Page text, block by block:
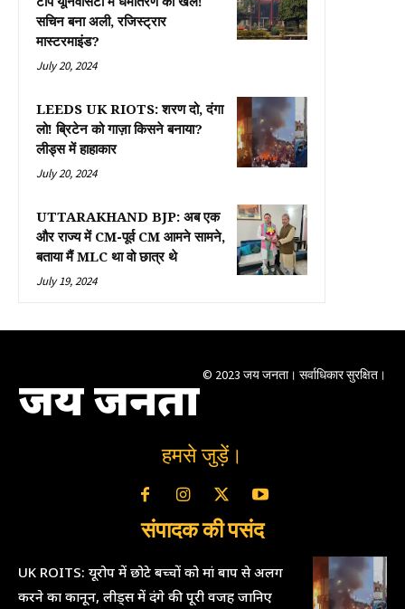
सचिन बना अली, रजिस्ट्रार
मास्टरमाइंड?
July 20, 2024
LEEDS UK RIOTS: शरण दो, दंगा
लो! ब्रिटेन को गाज़ा किसने बनाया?
लीड्स में हाहाकार
July 20, 2024
UTTARAKHAND BJP: अब एक
और राज्य में CM-पूर्व CM आमने सामने,
बताया मैं MLC था वो छात्र थे
July 19, 2024
जय जनता © 2023 जय जनता। सर्वाधिकार सुरक्षित।
हमसे जुड़ें।
संपादक की पसंद
UK ROITS: यूरोप में छोटे बच्चों को मां बाप से अलग
करने का कानून, लीड्स में दंगे की पूरी वजह जानिए